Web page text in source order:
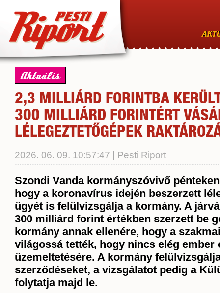
Aktuális
2,3 MILLIÁRD FORINTBA
300 MILLIÁRD FORINTÉRT
LÉLEGEZTETŐGÉPEK
2026. 06. 09. 10:57:47 | Pesti Riport
Szondi Vanda kormányszóvivő
hogy a koronavírus idején beszerzett
ügyét is felülvizsgálja a kormány. A
300 milliárd forint értékben szerzett be
kormány annak ellenére, hogy a
világossá tették, hogy nincs elég ember
üzemeltetésére. A kormány
szerződéseket, a vizsgálatot pedig a
folytatja majd le.